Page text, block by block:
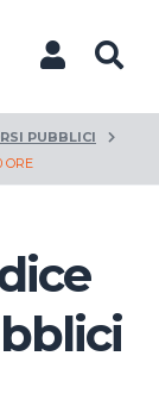
PUBBLICI
ORE